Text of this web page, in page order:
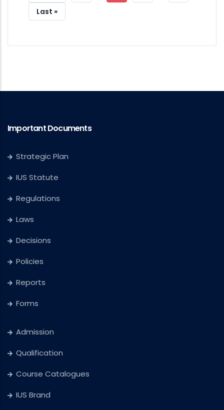
Page
Last
Last »
Important Documents
Strategic Plan
IUS Statute
Regulations
Laws
Decisions
Policies
Reports
Forms
Admission
Qualification
Course Catalogues
IUS Brand